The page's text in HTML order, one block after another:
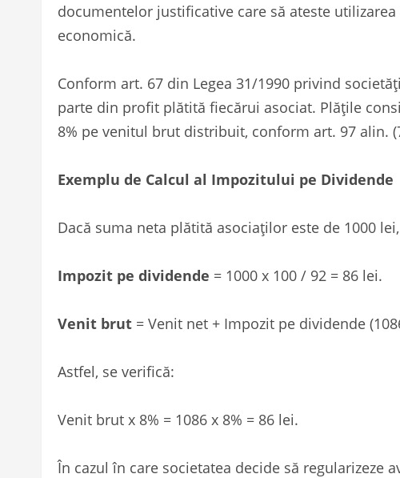
documentelor justificative care să ateste
economică.
Conform art. 67 din Legea 31/1990 privind
parte din profit plătită fiecărui asociat. Plățile
8% pe venitul brut distribuit, conform art. 97 alin.
Exemplu de Calcul al Impozitului pe Dividende
Dacă suma neta plătită asociaților este de 1000
Impozit pe dividende = 1000 x 100 / 92 = 86 lei.
Venit brut = Venit net + Impozit pe dividende
Astfel, se verifică:
Venit brut x 8% = 1086 x 8% = 86 lei.
În cazul în care societatea decide să regularizeze